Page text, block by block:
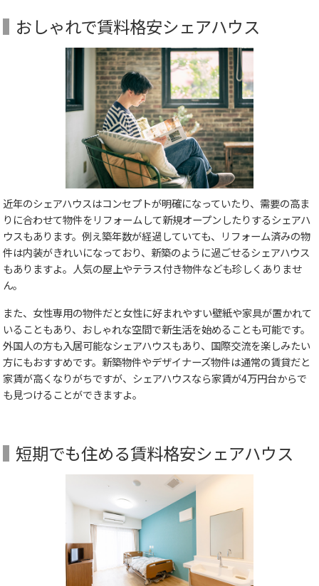
おしゃれで賃料格安シェアハウス
近年のシェアハウスはコンセプトが明確になっていたり、需要の高ま
りに合わせて物件をリフォームして新規オープンしたりするシェアハ
ウスもあります。例え築年数が経過していても、リフォーム済みの物
件は内装がきれいになっており、新築のように過ごせるシェアハウス
もありますよ。人気の屋上やテラス付き物件なども珍しくありませ
ん。
また、女性専用の物件だと女性に好まれやすい壁紙や家具が置かれて
いることもあり、おしゃれな空間で新生活を始めることも可能です。
外国人の方も入居可能なシェアハウスもあり、国際交流を楽しみたい
方にもおすすめです。新築物件やデザイナーズ物件は通常の賃貸だと
家賃が高くなりがちですが、シェアハウスなら家賃が4万円台からで
も見つけることができますよ。
短期でも住める賃料格安シェアハウス